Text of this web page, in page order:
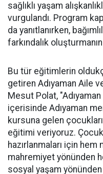
sağlıklı yaşam
vurgulandı. Program
da yanıtlanırken,
farkındalık
Bu tür eğitimlerin
getiren Adıyaman Aile
Mesut Polat,
içerisinde Adıyaman
kursuna gelen
eğitimi veriyoruz.
hazırlanmaları için
mahremiyet yönünden
sosyal yaşam